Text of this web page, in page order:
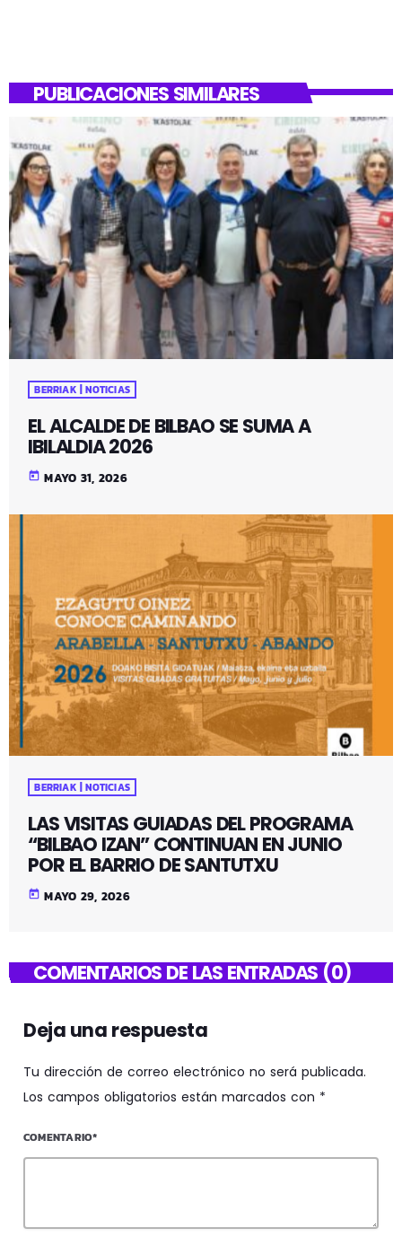
PUBLICACIONES SIMILARES
BERRIAK | NOTICIAS
EL ALCALDE DE BILBAO SE SUMA A
IBILALDIA 2026
today MAYO 31, 2026
BERRIAK | NOTICIAS
LAS VISITAS GUIADAS DEL PROGRAMA
“BILBAO IZAN” CONTINUAN EN JUNIO
POR EL BARRIO DE SANTUTXU
today MAYO 29, 2026
COMENTARIOS DE LAS ENTRADAS (0)
Deja una respuesta
Tu dirección de correo electrónico no será publicada.
Los campos obligatorios están marcados con *
COMENTARIO*